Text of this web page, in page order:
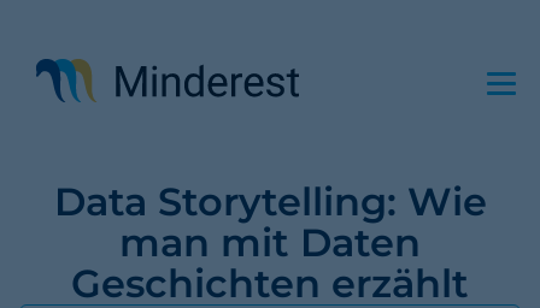
Inhalt
Data Storytelling: Wie
man mit Daten
Geschichten erzählt